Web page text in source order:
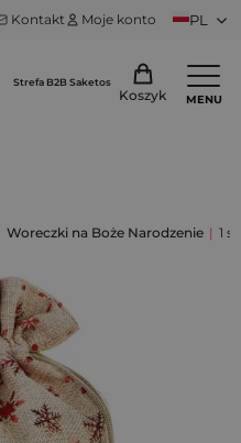
Kontakt Moje konto PL
Strefa B2B Saketos
Koszyk MENU
Woreczki na Boże Narodzenie | 1